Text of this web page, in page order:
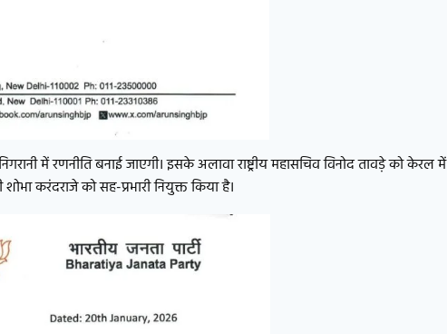
में रणनीति बनाई जाएगी। इसके अलावा राष्ट्रीय महासचिव विनोद तावड़े को केरल में
करंदराजे को सह-प्रभारी नियुक्त किया है।